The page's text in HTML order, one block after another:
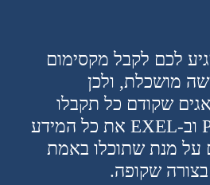
לכם לקבל מקסימום
מושכלת, ולכן
שקודם כל תקבלו
למייל שלכם ב-PDF וב-EXEL את כל המידע
על מנת שתוכלו באמת
שקופה.